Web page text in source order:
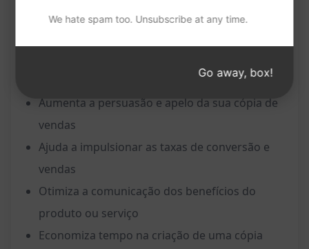
Aumenta a persuasão e apelo da sua cópia de
vendas
Ajuda a impulsionar as taxas de conversão e
vendas
Otimiza a comunicação dos benefícios do
produto ou serviço
Economiza tempo na criação de uma cópia
We hate spam too. Unsubscribe at any time.
Go away, box!